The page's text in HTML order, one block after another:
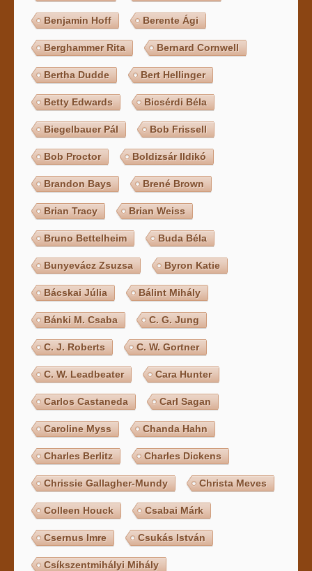
Benjamin Hoff Berente Ági
Berghammer Rita Bernard Cornwell
Bertha Dudde Bert Hellinger
Betty Edwards Bicsérdi Béla
Biegelbauer Pál Bob Frissell
Bob Proctor Boldizsár Ildikó
Brandon Bays Brené Brown
Brian Tracy Brian Weiss
Bruno Bettelheim Buda Béla
Bunyevácz Zsuzsa Byron Katie
Bácskai Júlia Bálint Mihály
Bánki M. Csaba C. G. Jung
C. J. Roberts C. W. Gortner
C. W. Leadbeater Cara Hunter
Carlos Castaneda Carl Sagan
Caroline Myss Chanda Hahn
Charles Berlitz Charles Dickens
Chrissie Gallagher-Mundy Christa Meves
Colleen Houck Csabai Márk
Csernus Imre Csukás István
Csíkszentmihályi Mihály